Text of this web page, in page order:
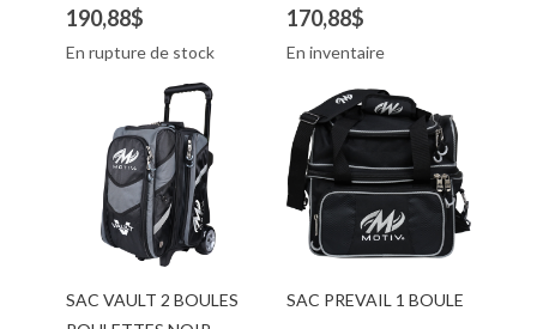
190,88$
En rupture de stock
170,88$
En inventaire
SAC VAULT 2 BOULES
SAC PREVAIL 1 BOULE